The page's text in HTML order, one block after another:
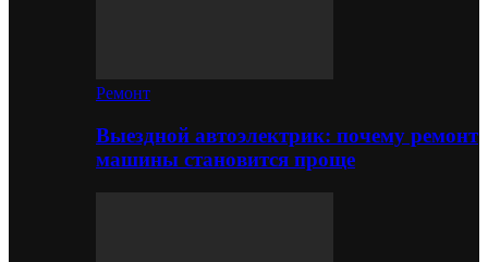
Ремонт
Выездной автоэлектрик: почему ремонт
машины становится проще